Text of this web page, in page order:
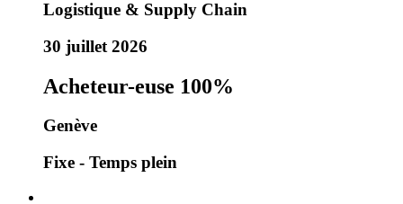
Logistique & Supply Chain
30 juillet 2026
Acheteur-euse 100%
Genève
Fixe - Temps plein